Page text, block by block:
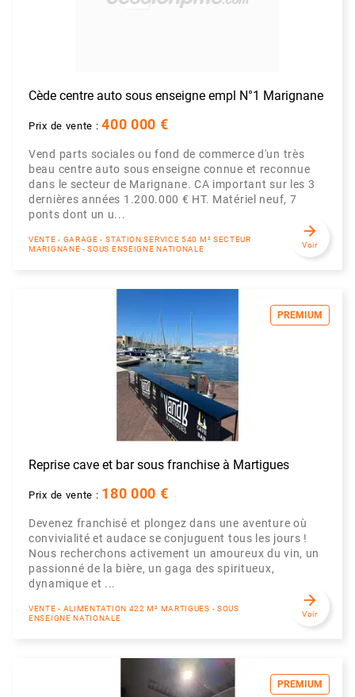
Cède centre auto sous enseigne empl N°1 Marignane
Prix de vente :400 000 €
Vend parts sociales ou fond de commerce d'un très
beau centre auto sous enseigne connue et reconnue
dans le secteur de Marignane. CA important sur les 3
dernières années 1.200.000 € HT. Matériel neuf, 7
ponts dont un u...
VENTE - GARAGE - STATION SERVICE 540 M² SECTEUR
MARIGNANE - SOUS ENSEIGNE NATIONALE
arrow_forward
Voir
PREMIUM
Reprise cave et bar sous franchise à Martigues
Prix de vente : 180 000 €
Devenez franchisé et plongez dans une aventure où
convivialité et audace se conjuguent tous les jours !
Nous recherchons activement un amoureux du vin, un
passionné de la bière, un gaga des spiritueux,
dynamique et ...
VENTE - ALIMENTATION 422 M² MARTIGUES - SOUS
ENSEIGNE NATIONALE
arrow_forward
Voir
PREMIUM